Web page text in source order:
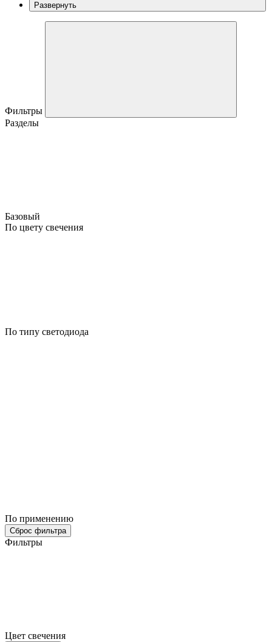
Развернуть
Фильтры
Разделы
Базовый
По цвету свечения
По типу светодиода
По применению
Сброс фильтра
Фильтры
Цвет свечения